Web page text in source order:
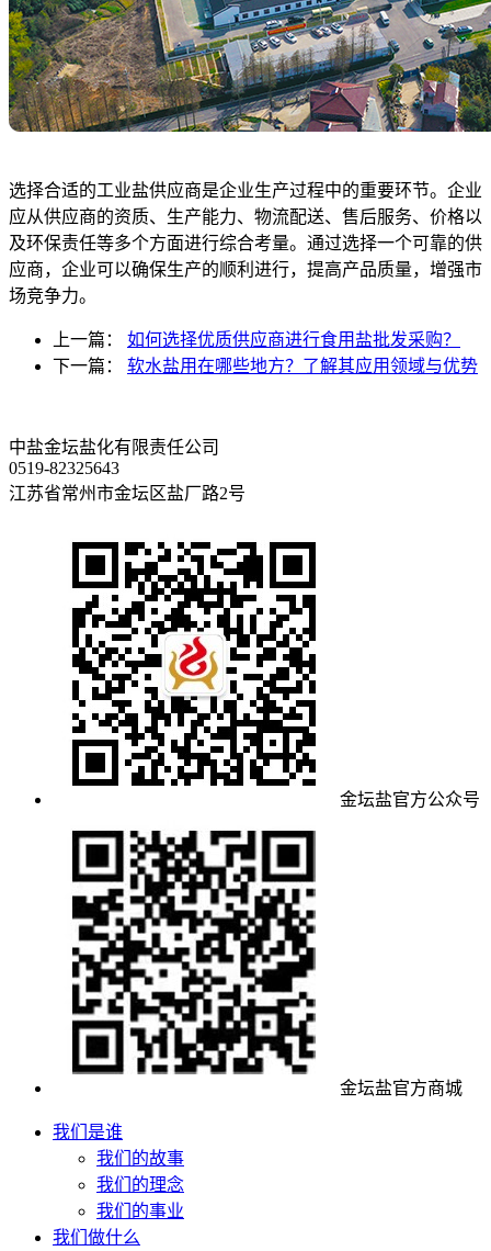
选择合适的工业盐供应商是企业生产过程中的重要环节。企业
应从供应商的资质、生产能力、物流配送、售后服务、价格以
及环保责任等多个方面进行综合考量。通过选择一个可靠的供
应商，企业可以确保生产的顺利进行，提高产品质量，增强市
场竞争力。
上一篇： 如何选择优质供应商进行食用盐批发采购？
下一篇： 软水盐用在哪些地方？了解其应用领域与优势
中盐金坛盐化有限责任公司
0519-82325643
江苏省常州市金坛区盐厂路2号
金坛盐官方公众号
金坛盐官方商城
我们是谁
我们的故事
我们的理念
我们的事业
我们做什么